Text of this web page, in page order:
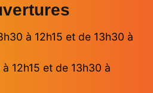
à 12h15 et de 13h30 à
12h15 et de 13h30 à